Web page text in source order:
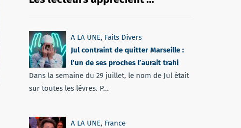
A LA UNE, Faits Divers
Jul contraint de quitter Marseille :
l’un de ses proches l’aurait trahi
Dans la semaine du 29 juillet, le nom de Jul était
sur toutes les lèvres. P...
A LA UNE, France